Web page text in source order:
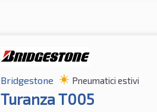
Bridgestone Pneumatici estivi
Turanza T005